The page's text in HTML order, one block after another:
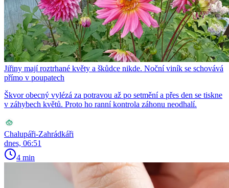
Jiřiny mají roztrhané květy a škůdce nikde. Noční viník se schovává
přímo v poupatech
Škvor obecný vylézá za potravou až po setmění a přes den se tiskne
v záhybech květů. Proto ho ranní kontrola záhonu neodhalí.
Chalupáři-Zahrádkáři
dnes, 06:51
4 min